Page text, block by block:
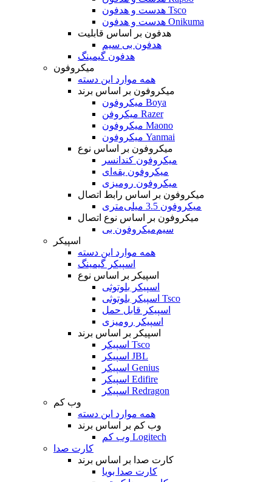
هدست و هدفون Tsco
هدست و هدفون Onikuma
هدفون بر اساس قابلیت
هدفون بی سیم
هدفون گیمینگ
میکروفون
همه موارد این دسته
میکروفون بر اساس برند
میکروفون Boya
میکروفن Razer
میکروفون Maono
میکروفون Yanmai
میکروفون بر اساس نوع
میکروفون کندانسر
میکروفون یقه‌ای
میکروفون رومیزی
میکروفون بر اساس رابط اتصال
میکروفون 3.5 میلی‌متری
میکروفون بر اساس نوع اتصال
میکروفون بی‌‎سیم
اسپیکر
همه موارد این دسته
اسپیکر گیمینگ
اسپیکر بر اساس نوع
اسپیکر بلوتوثی
اسپیکر بلوتوثی Tsco
اسپیکر قابل حمل
اسپیکر رومیزی
اسپیکر بر اساس برند
اسپیکر Tsco
اسپیکر JBL
اسپیکر Genius
اسپیکر Edifire
اسپیکر Redragon
وب کم
همه موارد این دسته
وب کم بر اساس برند
وب کم Logitech
کارت صدا
کارت صدا بر اساس برند
کارت صدا بویا